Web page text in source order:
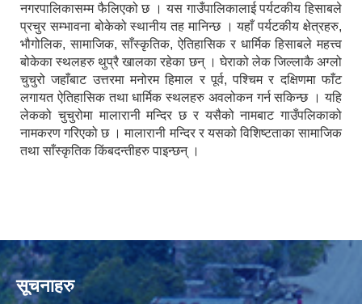
नगरपालिकासम्म फैलिएको छ । यस गाउँपालिकालाई पर्यटकीय हिसाबले
प्रचुर सम्भावना बोकेको स्थानीय तह मानिन्छ । यहाँ पर्यटकीय क्षेत्रहरु,
भौगोलिक, सामाजिक, साँस्कृतिक, ऐतिहासिक र धार्मिक हिसाबले महत्त्व
बोकेका स्थलहरु थुप्रै खालका रहेका छन् । घेराको लेक जिल्लाकै अग्लो
चुचुरो जहाँबाट उत्तरमा मनोरम हिमाल र पूर्व, पश्चिम र दक्षिणमा फाँट
लगायत ऐतिहासिक तथा धार्मिक स्थलहरु अवलोकन गर्न सकिन्छ । यहि
लेकको चुचुरोमा मालारानी मन्दिर छ र यसैको नामबाट गाउँपलिकाको
नामकरण गरिएको छ । मालारानी मन्दिर र यसको विशिष्टताका सामाजिक
तथा साँस्कृतिक किंबदन्तीहरु पाइन्छन् ।
सूचनाहरु